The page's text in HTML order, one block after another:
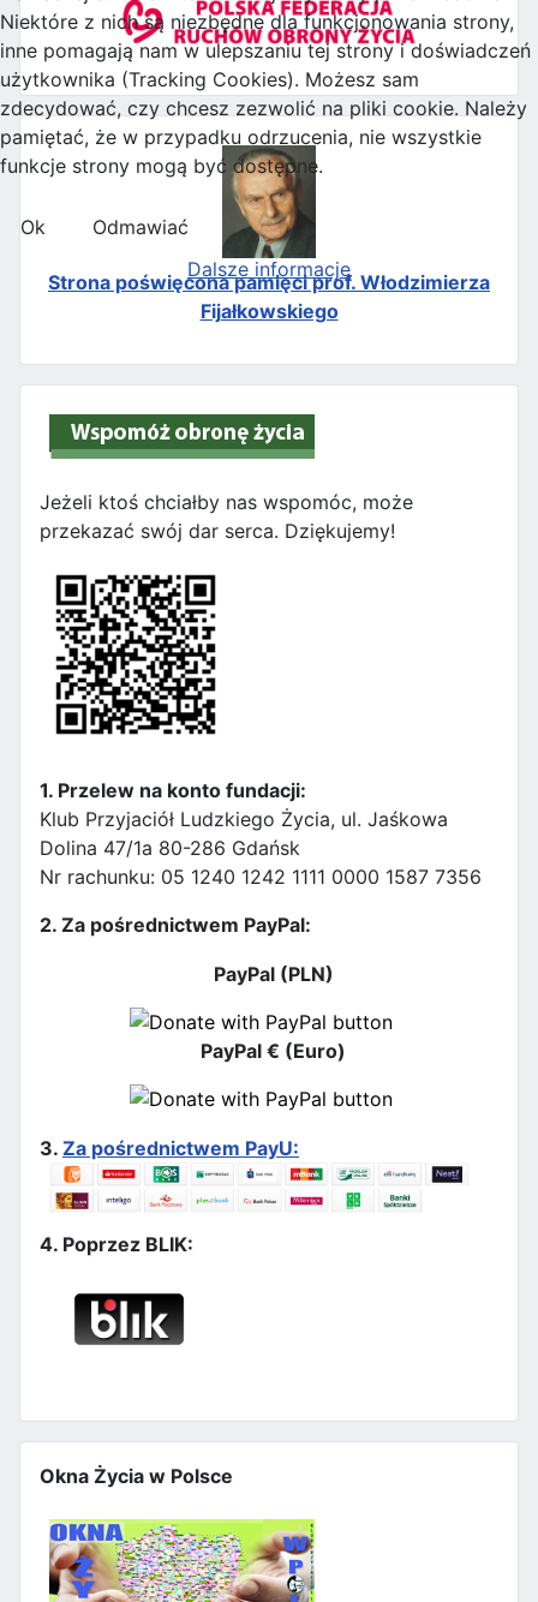
Strona poświęcona pamięci prof. Włodzimierza
Fijałkowskiego
Jeżeli ktoś chciałby nas wspomóc, może
przekazać swój dar serca. Dziękujemy!
1. Przelew na konto fundacji:
Klub Przyjaciół Ludzkiego Życia, ul. Jaśkowa
Dolina 47/1a 80-286 Gdańsk
Nr rachunku: 05 1240 1242 1111 0000 1587 7356
2. Za pośrednictwem PayPal:
PayPal (PLN)
PayPal € (Euro)
3. Za pośrednictwem PayU:
4. Poprzez BLIK:
Okna Życia w Polsce
Niektóre z nich są niezbędne dla funkcjonowania strony,
inne pomagają nam w ulepszaniu tej strony i doświadczeń
użytkownika (Tracking Cookies). Możesz sam
zdecydować, czy chcesz zezwolić na pliki cookie. Należy
pamiętać, że w przypadku odrzucenia, nie wszystkie
funkcje strony mogą być dostępne.
Ok
Odmawiać
Dalsze informacje